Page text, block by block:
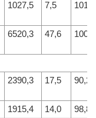
1027,5 7,5 101,4
6520,3 47,6 100,5
2390,3 17,5 90,2
1915,4 14,0
98,8